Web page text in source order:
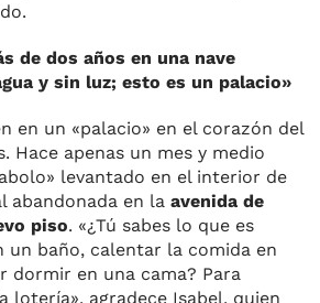
de dos años en una nave
y sin luz; esto es un palacio»
en un «palacio» en el corazón del
Hace apenas un mes y medio
levantado en el interior de
abandonada en la avenida de
piso. «¿Tú sabes lo que es
un baño, calentar la comida en
dormir en una cama? Para
lotería», agradece Isabel, quien